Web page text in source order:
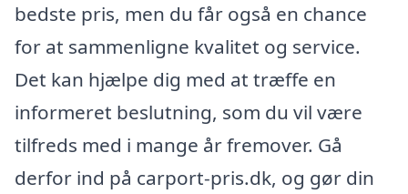
bedste pris, men du får også en chance
for at sammenligne kvalitet og service.
Det kan hjælpe dig med at træffe en
informeret beslutning, som du vil være
tilfreds med i mange år fremover. Gå
derfor ind på carport-pris.dk, og gør din